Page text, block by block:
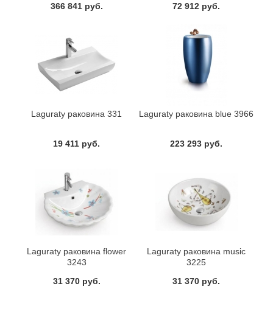
366 841 руб. 72 912 руб.
Laguraty раковина 331
19 411 руб.
Laguraty раковина blue 3966
223 293 руб.
Laguraty раковина flower
3243
31 370 руб.
Laguraty раковина music
3225
31 370 руб.